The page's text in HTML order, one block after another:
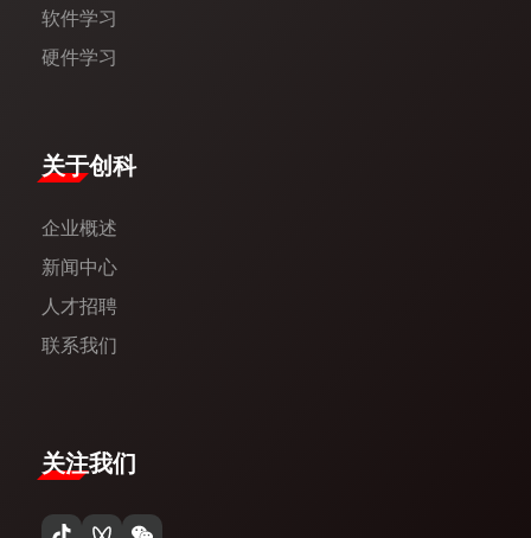
软件学习
硬件学习
​关于创科​
企业概述
新闻中心​
人才招聘
联系我们
关注我们